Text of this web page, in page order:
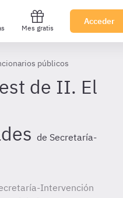
Mes gratis
Acceder
públicos
de II. El
de Secretaría-
Intervención